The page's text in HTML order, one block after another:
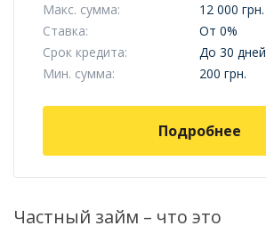
Макс. сумма:
12 000 грн.
Ставка:
От 0%
Срок кредита:
До 30 дней
Мин. сумма:
200 грн.
Подробнее
Частный займ – что это